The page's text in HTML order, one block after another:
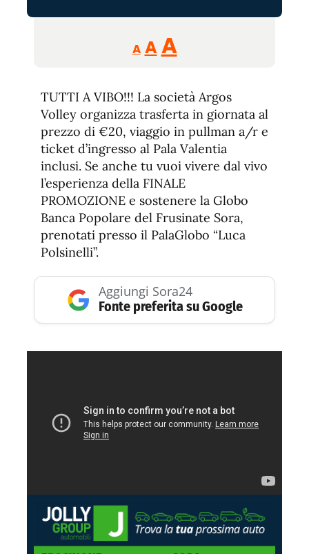
A
Reducir
tamaño
A Restablecer
de
fuente
AAumentar
de
fuente.
TUTTI A VIBO!!! La società Argos
Volley organizza trasferta in giornata al
prezzo di €20, viaggio in pullman a/r e
ticket d’ingresso al Pala Valentia
inclusi. Se anche tu vuoi vivere dal vivo
l’esperienza della FINALE
PROMOZIONE e sostenere la Globo
Banca Popolare del Frusinate Sora,
prenotati presso il PalaGlobo “Luca
Polsinelli”.
Aggiungi Sora24
Fonte preferita su Google